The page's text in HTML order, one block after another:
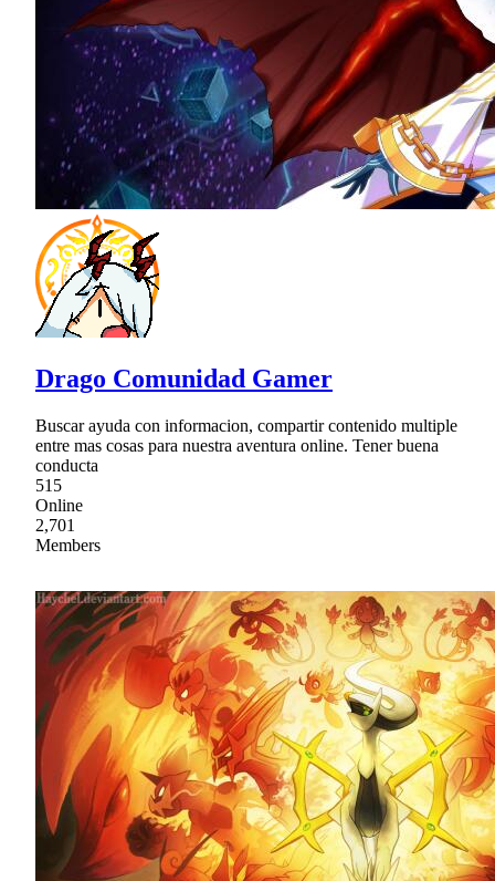
Drago Comunidad Gamer
Buscar ayuda con informacion, compartir contenido multiple
entre mas cosas para nuestra aventura online. Tener buena
conducta
515
Online
2,701
Members